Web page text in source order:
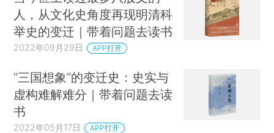
人，从文化史角度再现明清科
举史的变迁｜带着问题去读书
2022年09月29日 APP打开
“三国想象”的变迁史：史实与
虚构难解难分｜带着问题去读
书
2022年05月17日 APP打开